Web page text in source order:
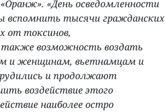
«День осведомленности
вспомнить тысячи гражданских
от токсинов,
также возможность воздать
и женщинам, вьетнамцам и
и продолжают
воздействие этого
наиболее остро